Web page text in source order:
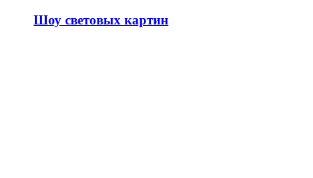
Шоу световых картин